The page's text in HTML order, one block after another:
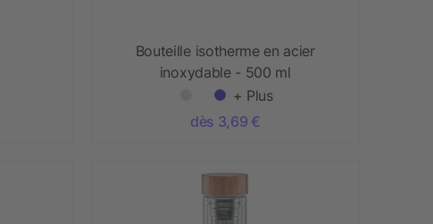
Bouteille isotherme en acier
inoxydable - 500 ml
+ Plus
dès 3,69 €